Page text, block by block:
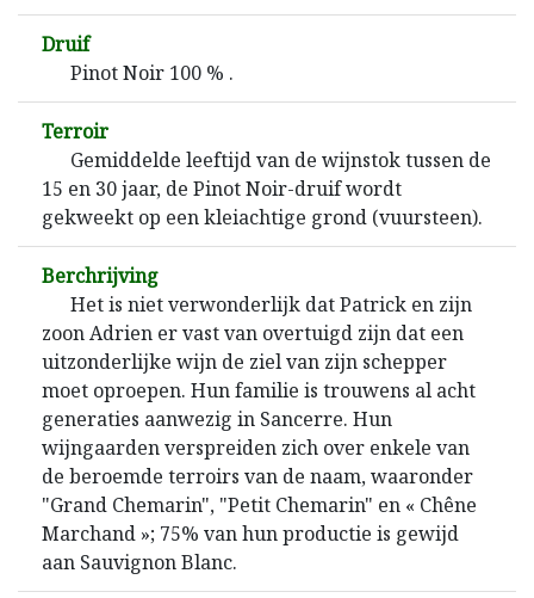
Druif
Pinot Noir 100 % .
Terroir
Gemiddelde leeftijd van de wijnstok tussen de
15 en 30 jaar, de Pinot Noir-druif wordt
gekweekt op een kleiachtige grond (vuursteen).
Berchrijving
Het is niet verwonderlijk dat Patrick en zijn
zoon Adrien er vast van overtuigd zijn dat een
uitzonderlijke wijn de ziel van zijn schepper
moet oproepen. Hun familie is trouwens al acht
generaties aanwezig in Sancerre. Hun
wijngaarden verspreiden zich over enkele van
de beroemde terroirs van de naam, waaronder
"Grand Chemarin", "Petit Chemarin" en « Chêne
Marchand »; 75% van hun productie is gewijd
aan Sauvignon Blanc.